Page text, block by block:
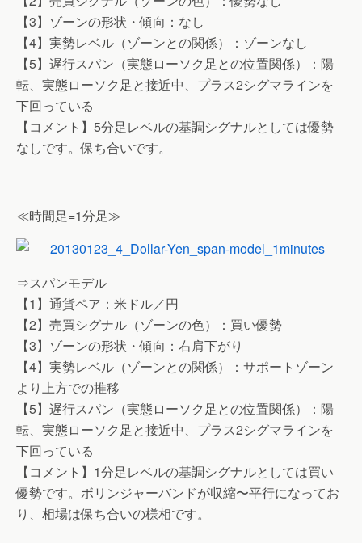
【3】ゾーンの形状・傾向：なし
【4】実勢レベル（ゾーンとの関係）：ゾーンなし
【5】遅行スパン（実態ローソク足との位置関係）：陽
転、実態ローソク足と接近中、プラス2シグマラインを
下回っている
【コメント】5分足レベルの基調シグナルとしては優勢
なしです。保ち合いです。
≪時間足=1分足≫
⇒スパンモデル
【1】通貨ペア：米ドル／円
【2】売買シグナル（ゾーンの色）：買い優勢
【3】ゾーンの形状・傾向：右肩下がり
【4】実勢レベル（ゾーンとの関係）：サポートゾーン
より上方での推移
【5】遅行スパン（実態ローソク足との位置関係）：陽
転、実態ローソク足と接近中、プラス2シグマラインを
下回っている
【コメント】1分足レベルの基調シグナルとしては買い
優勢です。ボリンジャーバンドが収縮〜平行になってお
り、相場は保ち合いの様相です。